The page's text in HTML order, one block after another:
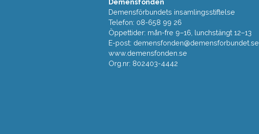
Demensförbundets insamlingsstiftelse
Telefon: 08-658 99 26
Öppettider: mån-fre 9–16, lunchstängt 12–13
E-post: demensfonden@demensforbundet.se
www.demensfonden.se
Org.nr: 802403-4442